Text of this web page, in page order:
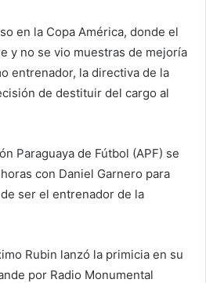
en la Copa América, donde el
y no se vio muestras de mejoría
entrenador, la directiva de la
de destituir del cargo al
Paraguaya de Fútbol (APF) se
con Daniel Garnero para
ser el entrenador de la
Rubin lanzó la primicia en su
por Radio Monumental